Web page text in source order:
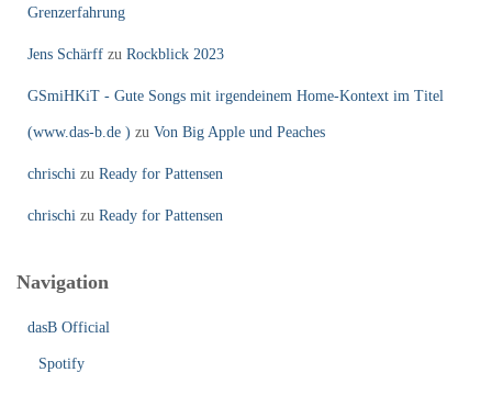
Grenzerfahrung
Jens Schärff zu Rockblick 2023
GSmiHKiT - Gute Songs mit irgendeinem Home-Kontext im Titel
(www.das-b.de ) zu Von Big Apple und Peaches
chrischi zu Ready for Pattensen
chrischi zu Ready for Pattensen
Navigation
dasB Official
Spotify